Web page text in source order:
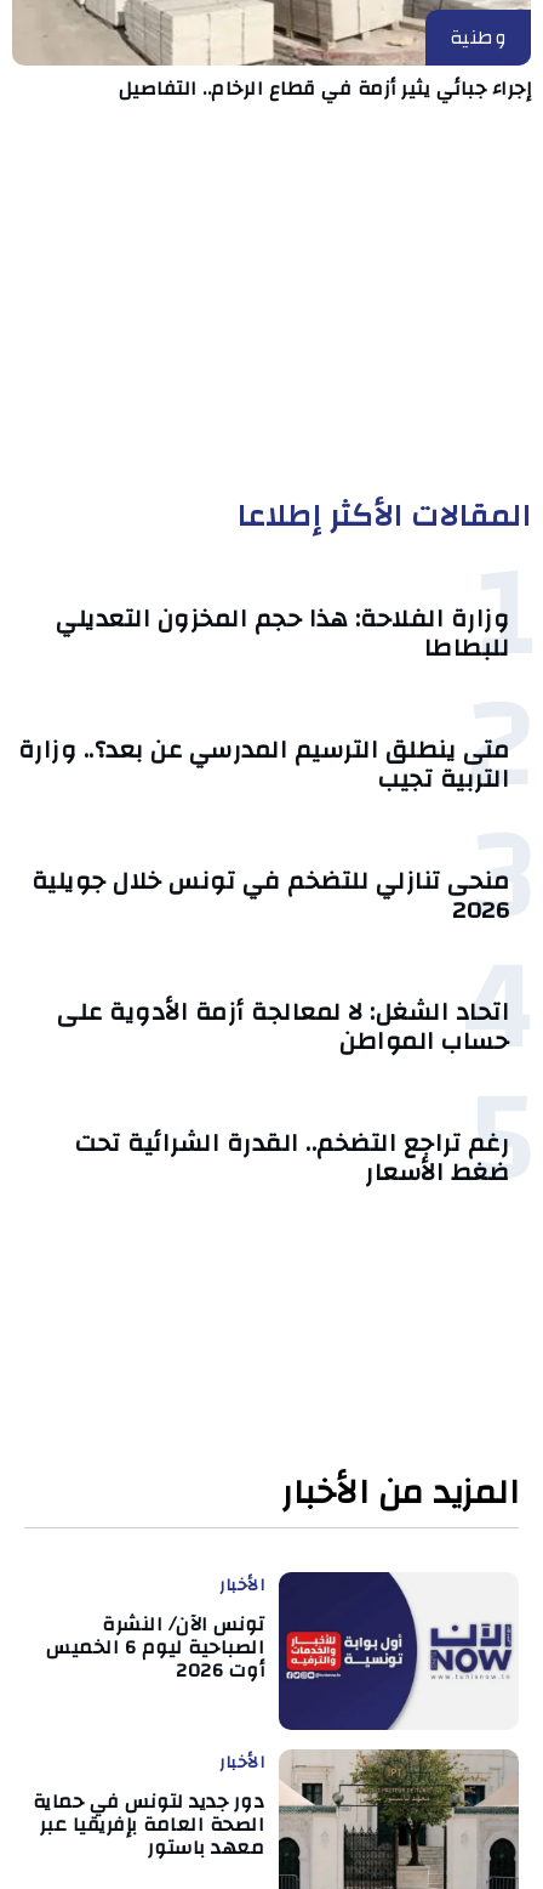
وطنية
إجراء جبائي يثير أزمة في قطاع الرخام.. التفاصيل
المقالات الأكثر إطلاعا
1
وزارة الفلاحة: هذا حجم المخزون التعديلي
للبطاطا
2
متى ينطلق الترسيم المدرسي عن بعد؟.. وزارة
التربية تجيب
3 منحى تنازلي ‎للتضخم في تونس خلال جويلية
2026‎
4
اتحاد الشغل: لا لمعالجة أزمة الأدوية على
حساب المواطن
5
رغم تراجع التضخم.. القدرة الشرائية تحت
ضغط الأسعار
المزيد من الأخبار
الأخبار
تونس الآن/ النشرة
الصباحية ليوم 6 الخميس
أوت 2026
الأخبار
دور جديد لتونس في حماية
الصحة العامة بإفريقيا عبر
معهد باستور